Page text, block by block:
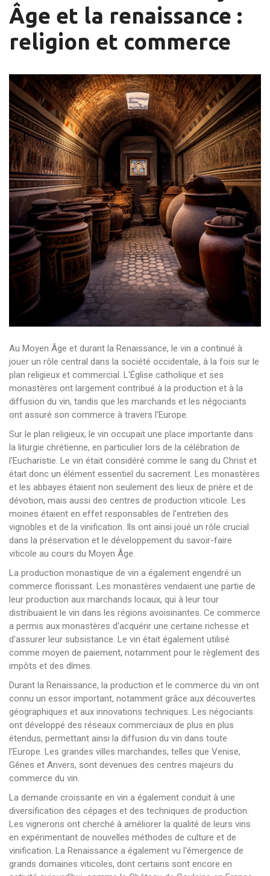
Âge et la renaissance :
religion et commerce
Au Moyen Âge et durant la Renaissance, le vin a continué à
jouer un rôle central dans la société occidentale, à la fois sur le
plan religieux et commercial. L'Église catholique et ses
monastères ont largement contribué à la production et à la
diffusion du vin, tandis que les marchands et les négociants
ont assuré son commerce à travers l'Europe.
Sur le plan religieux, le vin occupait une place importante dans
la liturgie chrétienne, en particulier lors de la célébration de
l'Eucharistie. Le vin était considéré comme le sang du Christ et
était donc un élément essentiel du sacrement. Les monastères
et les abbayes étaient non seulement des lieux de prière et de
dévotion, mais aussi des centres de production viticole. Les
moines étaient en effet responsables de l'entretien des
vignobles et de la vinification. Ils ont ainsi joué un rôle crucial
dans la préservation et le développement du savoir-faire
viticole au cours du Moyen Âge.
La production monastique de vin a également engendré un
commerce florissant. Les monastères vendaient une partie de
leur production aux marchands locaux, qui à leur tour
distribuaient le vin dans les régions avoisinantes. Ce commerce
a permis aux monastères d'acquérir une certaine richesse et
d'assurer leur subsistance. Le vin était également utilisé
comme moyen de paiement, notamment pour le règlement des
impôts et des dîmes.
Durant la Renaissance, la production et le commerce du vin ont
connu un essor important, notamment grâce aux découvertes
géographiques et aux innovations techniques. Les négociants
ont développé des réseaux commerciaux de plus en plus
étendus, permettant ainsi la diffusion du vin dans toute
l'Europe. Les grandes villes marchandes, telles que Venise,
Gênes et Anvers, sont devenues des centres majeurs du
commerce du vin.
La demande croissante en vin a également conduit à une
diversification des cépages et des techniques de production.
Les vignerons ont cherché à améliorer la qualité de leurs vins
en expérimentant de nouvelles méthodes de culture et de
vinification. La Renaissance a également vu l'émergence de
grands domaines viticoles, dont certains sont encore en